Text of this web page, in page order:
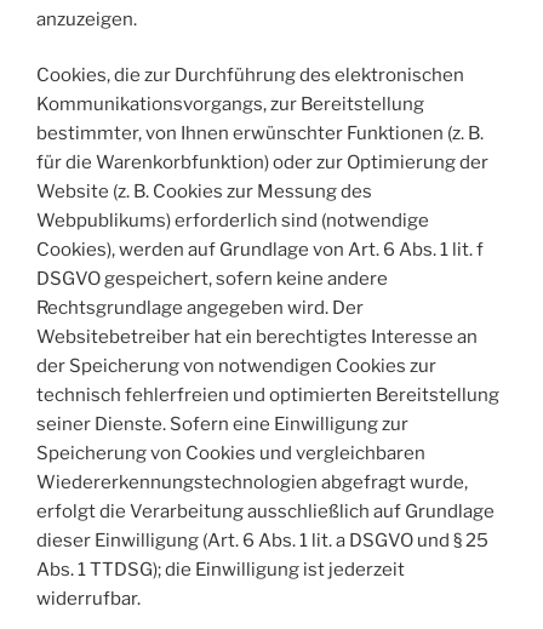
anzuzeigen.
Cookies, die zur Durchführung des elektronischen
Kommunikationsvorgangs, zur Bereitstellung
bestimmter, von Ihnen erwünschter Funktionen (z. B.
für die Warenkorbfunktion) oder zur Optimierung der
Website (z. B. Cookies zur Messung des
Webpublikums) erforderlich sind (notwendige
Cookies), werden auf Grundlage von Art. 6 Abs. 1 lit. f
DSGVO gespeichert, sofern keine andere
Rechtsgrundlage angegeben wird. Der
Websitebetreiber hat ein berechtigtes Interesse an
der Speicherung von notwendigen Cookies zur
technisch fehlerfreien und optimierten Bereitstellung
seiner Dienste. Sofern eine Einwilligung zur
Speicherung von Cookies und vergleichbaren
Wiedererkennungstechnologien abgefragt wurde,
erfolgt die Verarbeitung ausschließlich auf Grundlage
dieser Einwilligung (Art. 6 Abs. 1 lit. a DSGVO und § 25
Abs. 1 TTDSG); die Einwilligung ist jederzeit
widerrufbar.